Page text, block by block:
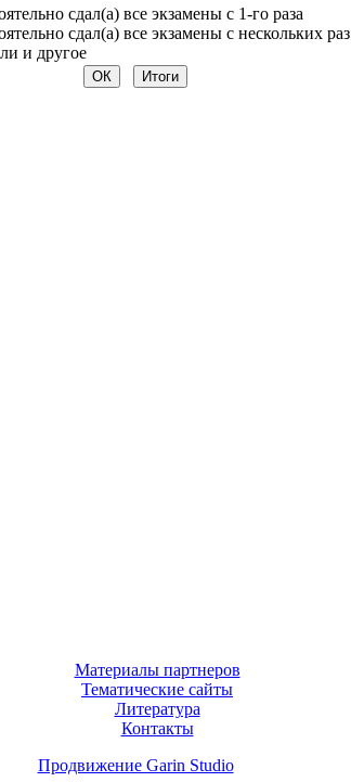
сдал(а) все экзамены­ с 1-го раза
сдал(а) все экзамены­ с нескольк­их раз
и другое
Материалы партнеров
Тематические сайты
Литература
Контакты
Продвижение Garin Studio